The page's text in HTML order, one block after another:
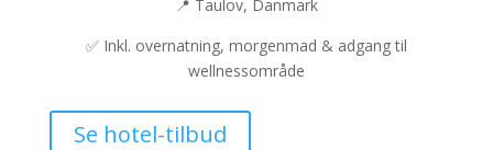
📍 Taulov, Danmark
✅ Inkl. overnatning, morgenmad & adgang til
wellnessområde
Se hotel-tilbud